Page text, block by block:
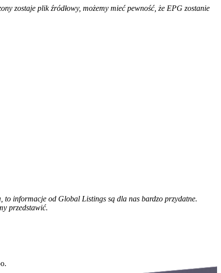
zostaje plik źródłowy, możemy mieć pewność, że EPG zostanie
informacje od Global Listings są dla nas bardzo przydatne.
przedstawić.